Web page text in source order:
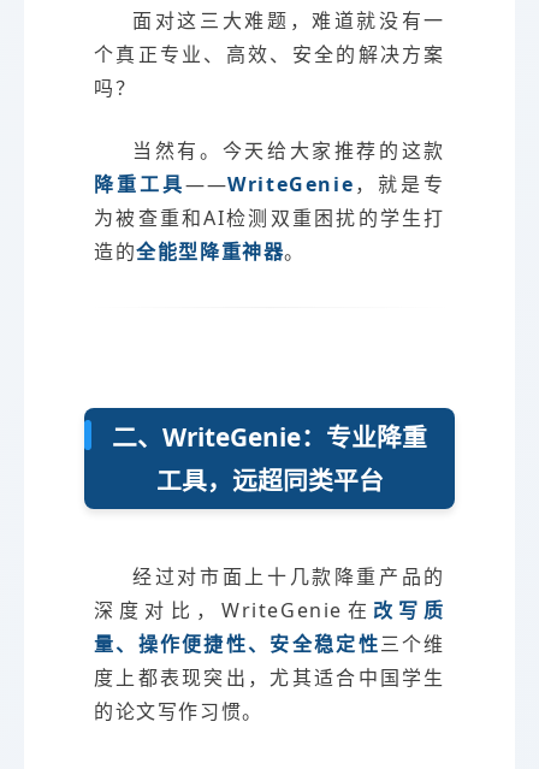
面对这三大难题，难道就没有一
个真正专业、高效、安全的解决方案
吗？
当然有。今天给大家推荐的这款
降重工具——WriteGenie，就是专
为被查重和AI检测双重困扰的学生打
造的全能型降重神器。
二、WriteGenie：专业降重
工具，远超同类平台
经过对市面上十几款降重产品的
深度对比，WriteGenie在 改写质
量、操作便捷性、安全稳定性三个维
度上都表现突出，尤其适合中国学生
的论文写作习惯。